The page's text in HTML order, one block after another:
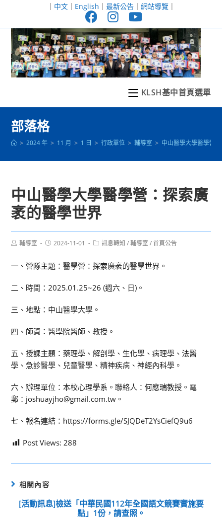
至
｜ 中文｜ English ｜ 最新公告｜ 網站導覽｜
KLSH基中首頁選單
部落格
> 2024 年 > 11 月 > 1 日 > 行政單位 > 輔導室 > 中山醫學大學醫學營
中山醫學大學醫學營：探索廣
袤的醫學世界
Post輔導室
Post2024-11-01
Post訊息轉知 / 輔導室 / 首頁公告
一、營隊主題：醫學營：探索廣袤的醫學世界。
二、時間：2025.01.25~26 (週六、日)。
三、地點：中山醫學大學。
四、師資：醫學院醫師、教授。
五、授課主題：藥理學、解剖學、生化學、病理學、法醫
學、急診醫學、兒童醫學、精神疾病、神經內科學。
六、辦理單位：本校心理學系。聯絡人：何應瑞教授。電
郵：joshuayjho@gmail.com.tw。
七、報名連結：https://forms.gle/SJQDeT2YsCiefQ9u6
Post Views: 288
相關內容
[活動訊息]檢送「中華民國112年全國語文競賽實施要
點」1份，請查照。